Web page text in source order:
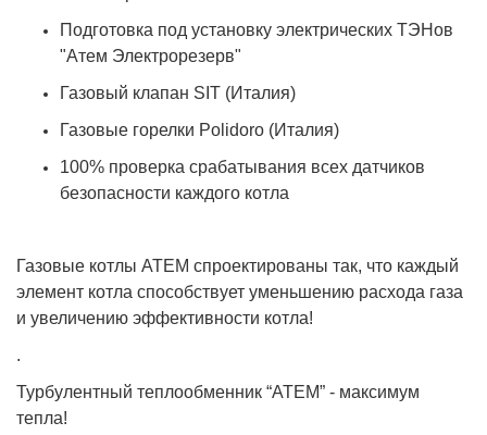
Подготовка под установку электрических ТЭНов
"Атем Электрорезерв"
Газовый клапан SIT (Италия)
Газовые горелки Polidoro (Италия)
100% проверка срабатывания всех датчиков
безопасности каждого котла
Газовые котлы АТЕМ спроектированы так, что каждый
элемент котла способствует уменьшению расхода газа
и увеличению эффективности котла!
.
Турбулентный теплообменник “АТЕМ” - максимум
тепла!